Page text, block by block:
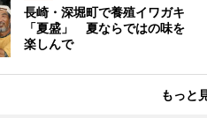
長崎・深堀町で養殖イワガキ
「夏盛」 夏ならではの味を
楽しんで
もっと